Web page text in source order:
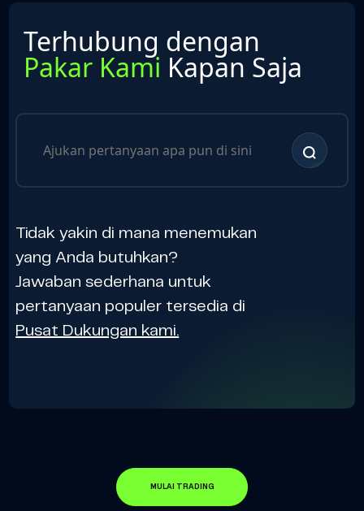
Terhubung dengan
Pakar Kami Kapan Saja
Tidak yakin di mana menemukan
yang Anda butuhkan?
Jawaban sederhana untuk
pertanyaan populer tersedia di
Pusat Dukungan kami.
MULAI TRADING